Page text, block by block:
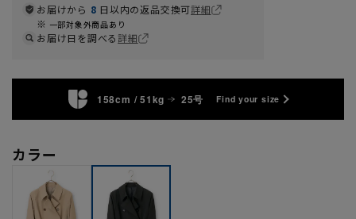
お届けから 8 日以内の返品交換可詳細
一部対象外商品あり
お届け日を調べる詳細
158cm / 51kg 25号 Find your size
カラー